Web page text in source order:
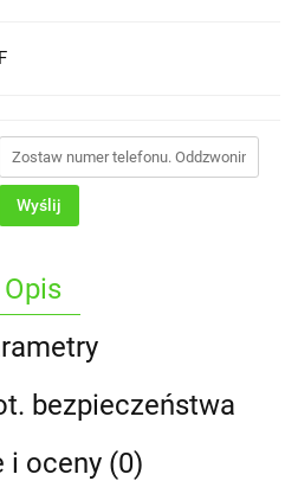
Wyślij
Opis
bezpieczeństwa
i oceny (0)